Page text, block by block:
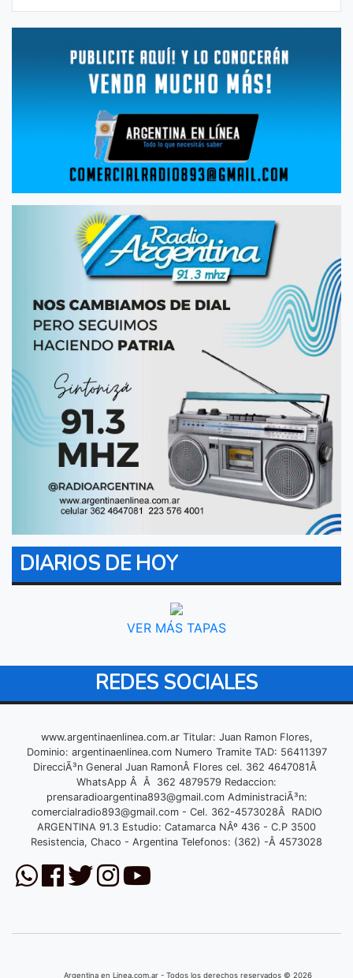
DIARIOS DE HOY
VER MÁS TAPAS
REDES SOCIALES
www.argentinaenlinea.com.ar Titular: Juan Ramon Flores,
Dominio: argentinaenlinea.com Numero Tramite TAD: 56411397
DirecciÃ³n General Juan RamonÂ Flores cel. 362 4647081Â
WhatsApp Â Â 362 4879579 Redaccion:
prensaradioargentina893@gmail.comAdministraciÃ³n:
comercialradio893@gmail.com- Cel. 362-4573028Â RADIO
ARGENTINA 91.3 Estudio: Catamarca NÂº 436 - C.P 3500
Resistencia, Chaco - Argentina Telefonos: (362) -Â 4573028
Argentina en Linea.com.ar - Todos los derechos reservados © 2026